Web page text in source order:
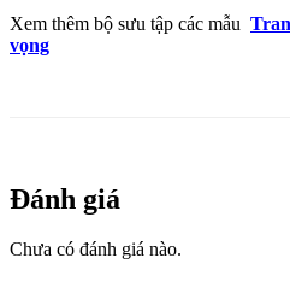
Xem thêm bộ sưu tập các mẫu
vọng
Đánh giá
Chưa có đánh giá nào.